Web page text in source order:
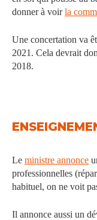
donner à voirla
Une concertation va
2021. Cela devrait
2018.
Le ministre annonce
professionnelles
habituel, on ne voit
Il annonce aussi un